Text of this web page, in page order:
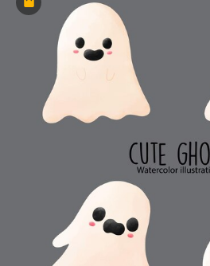
Премиум